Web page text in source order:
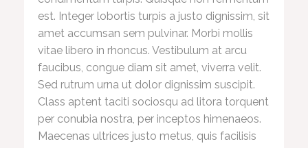
est. Integer lobortis turpis a justo dignissim, sit
amet accumsan sem pulvinar. Morbi mollis
vitae libero in rhoncus. Vestibulum at arcu
faucibus, congue diam sit amet, viverra velit.
Sed rutrum urna ut dolor dignissim suscipit.
Class aptent taciti sociosqu ad litora torquent
per conubia nostra, per inceptos himenaeos.
Maecenas ultrices justo metus, quis facilisis